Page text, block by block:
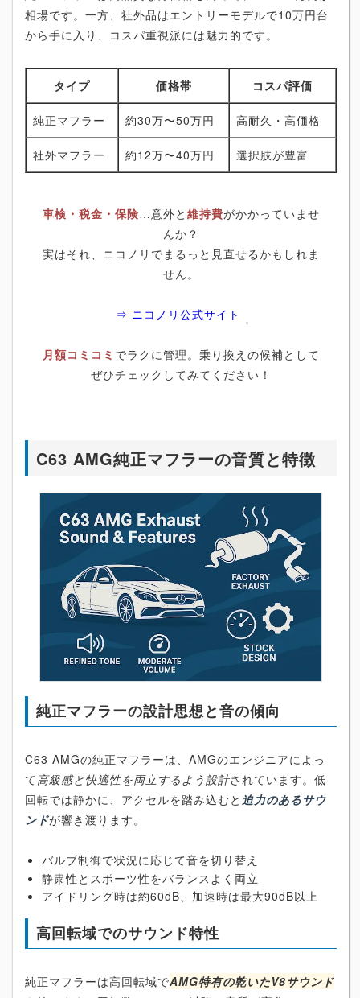
相場です。一方、社外品はエントリーモデルで10万円台
から手に入り、コスパ重視派には魅力的です。
タイプ 価格帯 コスパ評価
純正マフラー 約30万〜50万円 高耐久・高価格
社外マフラー 約12万〜40万円 選択肢が豊富
車検・税金・保険…意外と 維持費がかかっていませ
んか？
実はそれ、ニコノリでまるっと見直せるかもしれま
せん。
⇒ ニコノリ公式サイト
月額コミコミ でラクに管理。乗り換えの候補として
ぜひチェックしてみてください！
C63 AMG純正マフラーの音質と特徴
純正マフラーの設計思想と音の傾向
C63 AMGの純正マフラーは、AMGのエンジニアによっ
て高級感と快適性を両立するよう設計されています。低
回転では静かに、アクセルを踏み込むと 迫力のあるサウ
ンドが響き渡ります。
バルブ制御で状況に応じて音を切り替え
静粛性とスポーツ性をバランスよく両立
アイドリング時は約60dB、加速時は最大90dB以上
高回転域でのサウンド特性
純正マフラーは高回転域でAMG特有の乾いたV8サウンド